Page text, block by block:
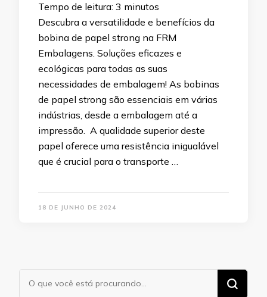
Tempo de leitura: 3 minutos
Descubra a versatilidade e benefícios da
bobina de papel strong na FRM
Embalagens. Soluções eficazes e
ecológicas para todas as suas
necessidades de embalagem! As bobinas
de papel strong são essenciais em várias
indústrias, desde a embalagem até a
impressão. A qualidade superior deste
papel oferece uma resistência inigualável
que é crucial para o transporte …
18 DE JUNHO DE 2024
Procurando
algo?